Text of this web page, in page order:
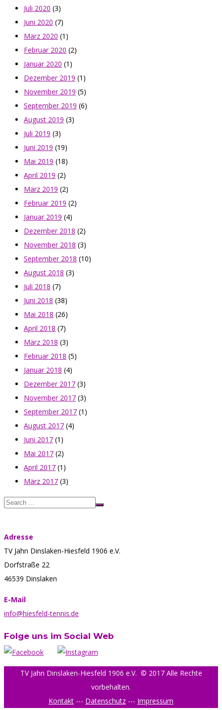
Juli 2020 (3)
Juni 2020 (7)
März 2020 (1)
Februar 2020 (2)
Januar 2020 (1)
Dezember 2019 (1)
November 2019 (5)
September 2019 (6)
August 2019 (3)
Juli 2019 (3)
Juni 2019 (19)
Mai 2019 (18)
April 2019 (2)
März 2019 (2)
Februar 2019 (2)
Januar 2019 (4)
Dezember 2018 (2)
November 2018 (3)
September 2018 (10)
August 2018 (3)
Juli 2018 (7)
Juni 2018 (38)
Mai 2018 (26)
April 2018 (7)
März 2018 (3)
Februar 2018 (5)
Januar 2018 (4)
Dezember 2017 (3)
November 2017 (3)
September 2017 (1)
August 2017 (4)
Juni 2017 (1)
Mai 2017 (2)
April 2017 (1)
März 2017 (3)
Adresse
TV Jahn Dinslaken-Hiesfeld 1906 e.V.
Dorfstraße 22
46539 Dinslaken
E-Mail
info@hiesfeld-tennis.de
Folge uns im Social Web
TV Jahn Dinslaken-Hiesfeld 1906 e.V. © 2017 Alle Rechte
vorbehalten.
Kontakt --- Datenschutz --- Impressum